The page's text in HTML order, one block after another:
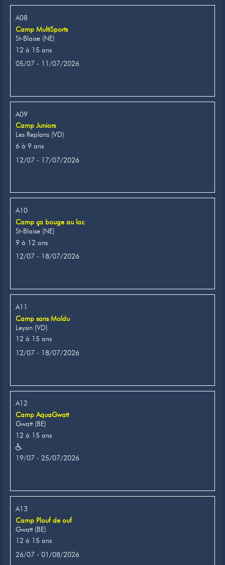
A08
Camp MultiSports
St-Blaise (NE)
12 à 15 ans
05/07 - 11/07/2026
A09
Camp Juniors
Les Replans (VD)
6 à 9 ans
12/07 - 17/07/2026
A10
Camp ça bouge au lac
St-Blaise (NE)
9 à 12 ans
12/07 - 18/07/2026
A11
Camp sans Moldu
Leysin (VD)
12 à 15 ans
12/07 - 18/07/2026
A12
Camp AquaGwatt
Gwatt (BE)
12 à 15 ans
19/07 - 25/07/2026
A13
Camp Plouf de ouf
Gwatt (BE)
12 à 15 ans
26/07 - 01/08/2026